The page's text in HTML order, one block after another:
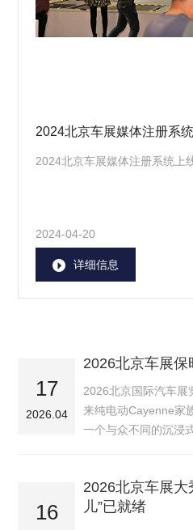
2024北京车展媒体注册系
2024北京车展媒体注册系统上
2024-04-20
详细信息
17
2026.04
2026北京车展保
2026北京国际汽车展
来纯电动Cayenne家
一个与众不同的沉浸
16
2026北京车展大
儿”已就绪